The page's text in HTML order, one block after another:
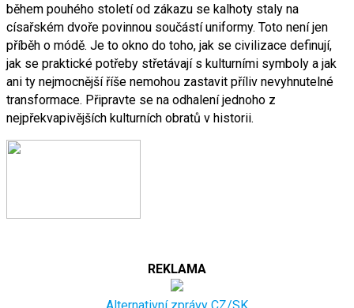
během pouhého století od zákazu se kalhoty staly na
císařském dvoře povinnou součástí uniformy. Toto není jen
příběh o módě. Je to okno do toho, jak se civilizace definují,
jak se praktické potřeby střetávají s kulturními symboly a jak
ani ty nejmocnější říše nemohou zastavit příliv nevyhnutelné
transformace. Připravte se na odhalení jednoho z
nejpřekvapivějších kulturních obratů v historii.
REKLAMA